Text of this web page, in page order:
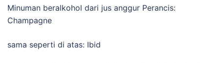
Minuman beralkohol dari jus anggur Perancis:
Champagne
sama seperti di atas: Ibid